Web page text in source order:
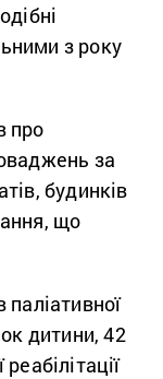
з року
про
за
будинків
що
дитини, 42